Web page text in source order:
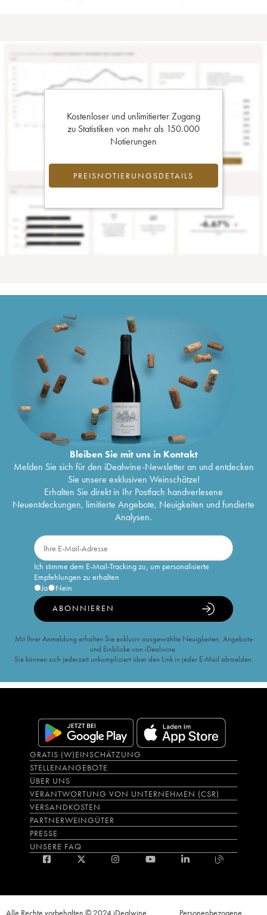
Kostenloser und unlimitierter Zugang
zu Statistiken von mehr als 150.000
Notierungen
PREISNOTIERUNGSDETAILS
Bleiben Sie mit uns in Kontakt
Melden Sie sich für den iDealwine-Newsletter an und entdecken
Sie unsere exklusiven Weinschätze!
Erhalten Sie direkt in Ihr Postfach handverlesene
Neuentdeckungen, limitierte Angebote, Neuigkeiten und fundierte
Analysen.
Ich stimme dem E-Mail-Tracking zu, um personalisierte
Empfehlungen zu erhalten
Ja
Nein
ABONNIEREN
Mit Ihrer Anmeldung erhalten Sie exklusiv ausgewählte Neuigkeiten, Angebote
und Einblicke von iDealwine.
Sie können sich jederzeit unkompliziert über den Link in jeder E-Mail abmelden.
GRATIS (W)EINSCHÄTZUNG
STELLENANGEBOTE
ÜBER UNS
VERANTWORTUNG VON UNTERNEHMEN (CSR)
VERSANDKOSTEN
PARTNERWEINGÜTER
PRESSE
UNSERE FAQ
Alle Rechte vorbehalten © 2024 iDealwine Personenbezogene